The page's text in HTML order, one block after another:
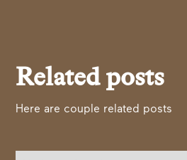
Related posts
Here are couple related posts